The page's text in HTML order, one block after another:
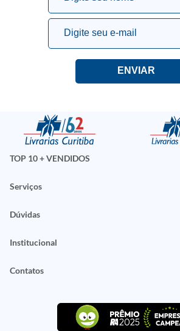
TOP 10 + VENDIDOS
Serviços
Dúvidas
Institucional
Contatos